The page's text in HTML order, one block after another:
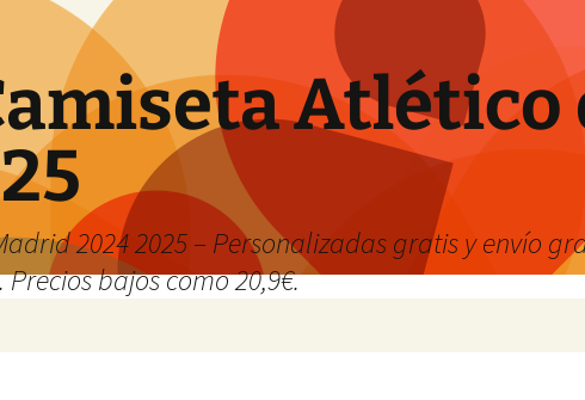
Atlético
2024 2025 – Personalizadas gratis y envío
bajos como 20,9€.